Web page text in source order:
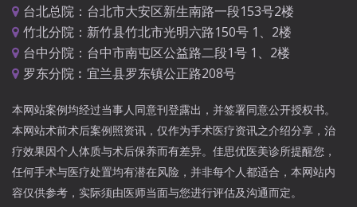
台北总院：台北市大安区新生南路一段153号2楼
竹北分院：新竹县竹北市光明六路150号 1、2楼
台中分院：台中市南屯区公益路二段1号 1、2楼
罗东分院︰宜兰县罗东镇公正路208号
本网站案例均经过当事人同意刊登露出，并签署同意公开授权书。
本网站术前术后案例照资讯，仅作为手术医疗资讯之介绍分享，治
疗效果因个人体质与术后保养而有差异。佳思优医美诊所提醒您，
任何手术与医疗处置均有潜在风险，并非每个人都适合，本网站内
容仅供参考，实际须由医师当面与您进行评估及沟通而定。